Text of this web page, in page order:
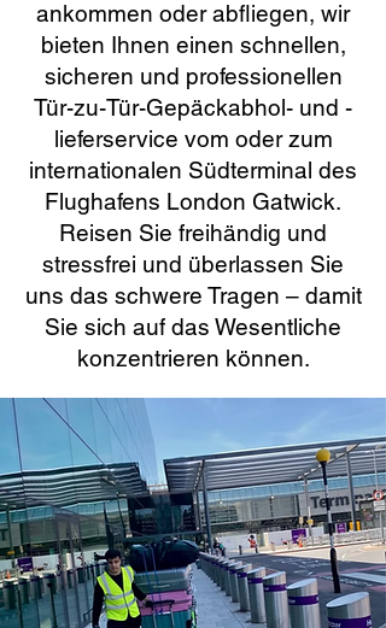
ankommen oder abfliegen, wir
bieten Ihnen einen schnellen,
sicheren und professionellen
Tür-zu-Tür-Gepäckabhol- und -
lieferservice vom oder zum
internationalen Südterminal des
Flughafens London Gatwick.
Reisen Sie freihändig und
stressfrei und überlassen Sie
uns das schwere Tragen – damit
Sie sich auf das Wesentliche
konzentrieren können.